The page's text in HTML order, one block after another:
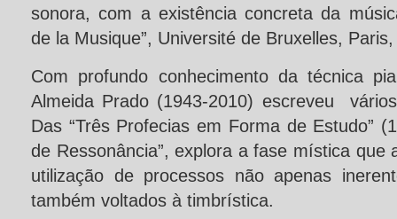
sonora, com a existência concreta da
de la Musique”, Université de Bruxelles,
Com profundo conhecimento da técnica
Almeida Prado (1943-2010) escreveu
Das “Três Profecias em Forma de Estudo”
de Ressonância”, explora a fase mística que
utilização de processos não apenas
também voltados à timbrística.